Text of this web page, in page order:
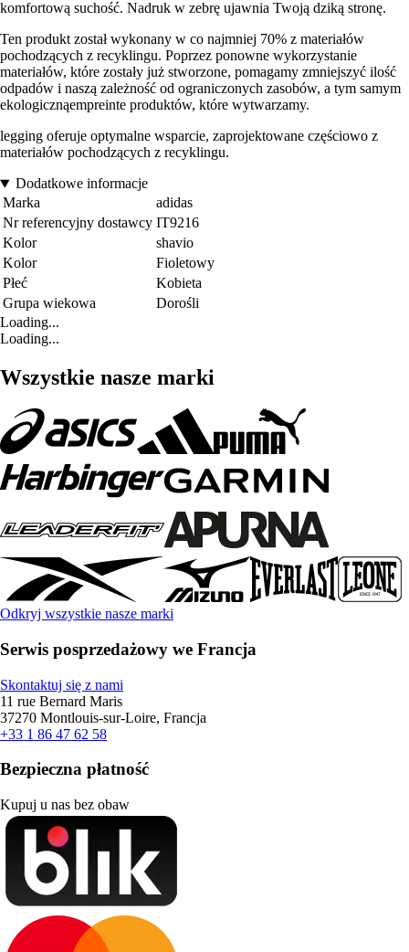
komfortową suchość. Nadruk w zebrę ujawnia Twoją dziką stronę.
Ten produkt został wykonany w co najmniej 70% z materiałów
pochodzących z recyklingu. Poprzez ponowne wykorzystanie
materiałów, które zostały już stworzone, pomagamy zmniejszyć ilość
odpadów i naszą zależność od ograniczonych zasobów, a tym samym
ekologicznąempreinte produktów, które wytwarzamy.
legging oferuje optymalne wsparcie, zaprojektowane częściowo z
materiałów pochodzących z recyklingu.
Dodatkowe informacje
Marka
adidas
Nr referencyjny dostawcy IT9216
Kolor
shavio
Kolor
Fioletowy
Płeć
Kobieta
Grupa wiekowa
Dorośli
Loading...
Loading...
Wszystkie nasze marki
Odkryj wszystkie nasze marki
Serwis posprzedażowy we Francja
Skontaktuj się z nami
11 rue Bernard Maris
37270 Montlouis-sur-Loire, Francja
+33 1 86 47 62 58
Bezpieczna płatność
Kupuj u nas bez obaw